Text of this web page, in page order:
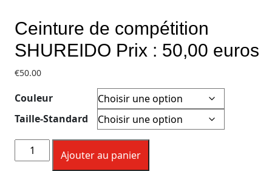
Ceinture de compétition
SHUREIDO Prix : 50,00 euros
€50.00
Couleur
Taille-Standard
Ajouter au panier